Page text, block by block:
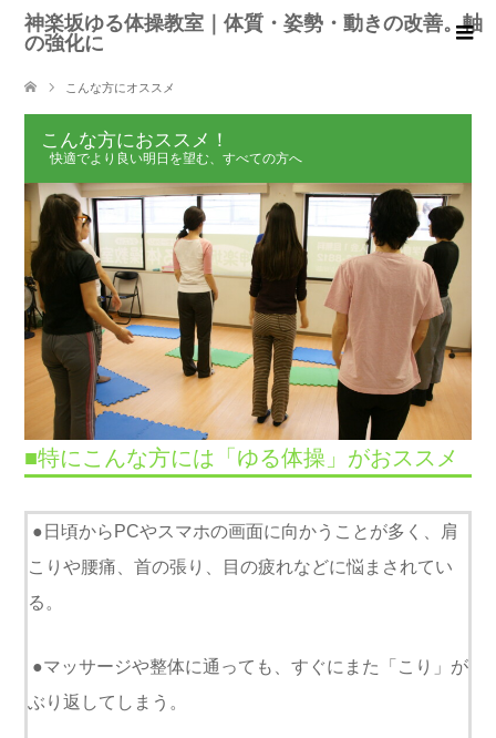
神楽坂ゆる体操教室｜体質・姿勢・動きの改善。軸
の強化に
こんな方にオススメ
こんな方におススメ！
快適でより良い明日を望む、すべての方へ
■特にこんな方には「ゆる体操」がおススメ
●日頃からPCやスマホの画面に向かうことが多く、肩
こりや腰痛、首の張り、目の疲れなどに悩まされてい
る。
●マッサージや整体に通っても、すぐにまた「こり」が
ぶり返してしまう。